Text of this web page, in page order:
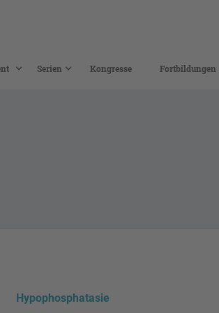
Serien Kongresse Fortbildungen
Hypophosphatasie